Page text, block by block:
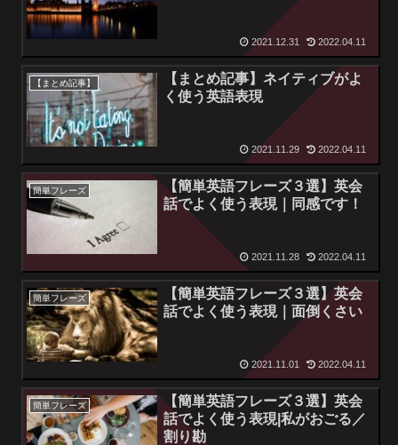
2021.12.31 2022.04.11
【まとめ記事】
【まとめ記事】ネイティブがよ
く使う英語表現
2021.11.29 2022.04.11
簡単フレーズ
【簡単英語フレーズ３選】英会
話でよく使う表現｜同感です！
2021.11.28 2022.04.11
簡単フレーズ
【簡単英語フレーズ３選】英会
話でよく使う表現｜面倒くさい
2021.11.01 2022.04.11
簡単フレーズ
【簡単英語フレーズ３選】英会
話でよく使う表現|私がおごる／
割り勘